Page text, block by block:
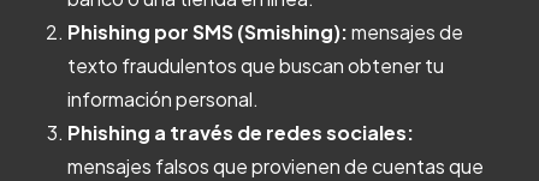
Phishing por SMS (Smishing):mensajes de
texto fraudulentos que buscan obtener tu
información personal.
Phishing a través de redes sociales:
mensajes falsos que provienen de cuentas que